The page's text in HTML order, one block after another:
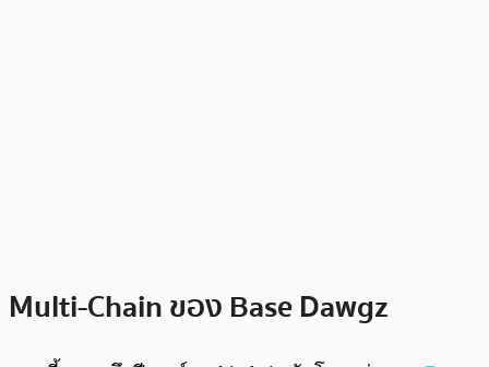
Multi-Chain ของ Base Dawgz